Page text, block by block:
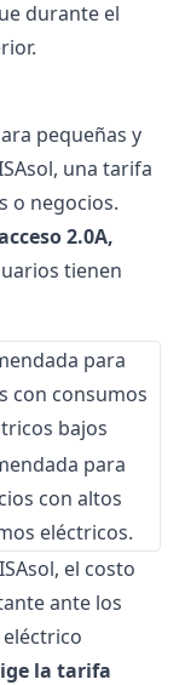
durante el
pequeñas y
una tarifa
o negocios.
2.0A,
tienen
para
con consumos
bajos
para
con altos
eléctricos.
el costo
ante los
la tarifa